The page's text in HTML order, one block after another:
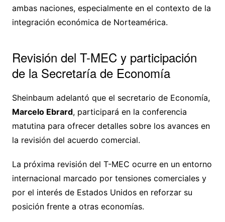
ambas naciones, especialmente en el contexto de la
integración económica de Norteamérica.
Revisión del T-MEC y participación
de la Secretaría de Economía
Sheinbaum adelantó que el secretario de Economía,
Marcelo Ebrard, participará en la conferencia
matutina para ofrecer detalles sobre los avances en
la revisión del acuerdo comercial.
La próxima revisión del T-MEC ocurre en un entorno
internacional marcado por tensiones comerciales y
por el interés de Estados Unidos en reforzar su
posición frente a otras economías.